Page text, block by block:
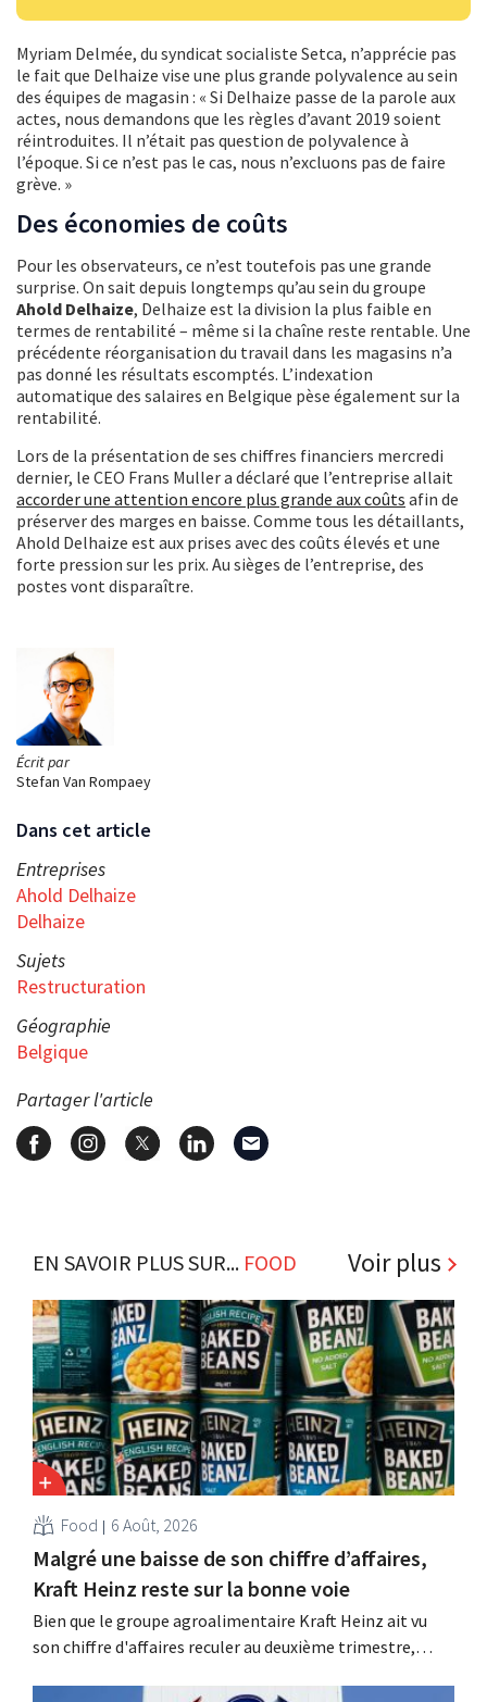
Écrit par
Stefan Van Rompaey
Dans cet article
Entreprises
Ahold Delhaize
Delhaize
Sujets
Restructuration
Géographie
Belgique
Partager l'article
Myriam Delmée, du syndicat socialiste Setca, n’apprécie pas
le fait que Delhaize vise une plus grande polyvalence au sein
des équipes de magasin : « Si Delhaize passe de la parole aux
actes, nous demandons que les règles d’avant 2019 soient
réintroduites. Il n’était pas question de polyvalence à
l’époque. Si ce n’est pas le cas, nous n’excluons pas de faire
grève. »
Des économies de coûts
Pour les observateurs, ce n’est toutefois pas une grande
surprise. On sait depuis longtemps qu’au sein du groupe
Ahold Delhaize, Delhaize est la division la plus faible en
termes de rentabilité – même si la chaîne reste rentable. Une
précédente réorganisation du travail dans les magasins n’a
pas donné les résultats escomptés. L’indexation
automatique des salaires en Belgique pèse également sur la
rentabilité.
Lors de la présentation de ses chiffres financiers mercredi
dernier, le CEO Frans Muller a déclaré que l’entreprise allait
accorder une attention encore plus grande aux coûts afin de
préserver des marges en baisse. Comme tous les détaillants,
Ahold Delhaize est aux prises avec des coûts élevés et une
forte pression sur les prix. Au sièges de l’entreprise, des
postes vont disparaître.
EN SAVOIR PLUS SUR... FOOD Voir plus
Food 6 Août, 2026
Malgré une baisse de son chiffre d’affaires,
Kraft Heinz reste sur la bonne voie
Bien que le groupe agroalimentaire Kraft Heinz ait vu
son chiffre d'affaires reculer au deuxième trimestre,